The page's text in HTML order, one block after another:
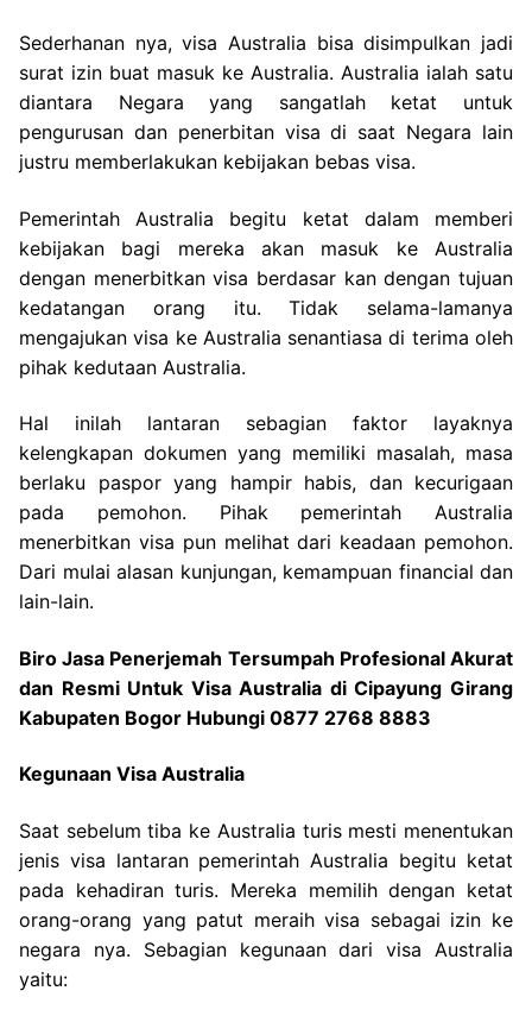
Sederhanan nya, visa Australia bisa disimpulkan jadi
surat izin buat masuk ke Australia. Australia ialah satu
diantara Negara yang sangatlah ketat untuk
pengurusan dan penerbitan visa di saat Negara lain
justru memberlakukan kebijakan bebas visa.
Pemerintah Australia begitu ketat dalam memberi
kebijakan bagi mereka akan masuk ke Australia
dengan menerbitkan visa berdasar kan dengan tujuan
kedatangan orang itu. Tidak selama-lamanya
mengajukan visa ke Australia senantiasa di terima oleh
pihak kedutaan Australia.
Hal inilah lantaran sebagian faktor layaknya
kelengkapan dokumen yang memiliki masalah, masa
berlaku paspor yang hampir habis, dan kecurigaan
pada pemohon. Pihak pemerintah Australia
menerbitkan visa pun melihat dari keadaan pemohon.
Dari mulai alasan kunjungan, kemampuan financial dan
lain-lain.
Biro Jasa Penerjemah Tersumpah Profesional Akurat
dan Resmi Untuk Visa Australia di Cipayung Girang
Kabupaten Bogor Hubungi 0877 2768 8883
Kegunaan Visa Australia
Saat sebelum tiba ke Australia turis mesti menentukan
jenis visa lantaran pemerintah Australia begitu ketat
pada kehadiran turis. Mereka memilih dengan ketat
orang-orang yang patut meraih visa sebagai izin ke
negara nya. Sebagian kegunaan dari visa Australia
yaitu: